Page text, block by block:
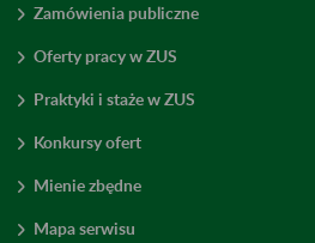
Zamówienia publiczne
Oferty pracy w ZUS
Praktyki i staże w ZUS
Konkursy ofert
Mienie zbędne
Mapa serwisu